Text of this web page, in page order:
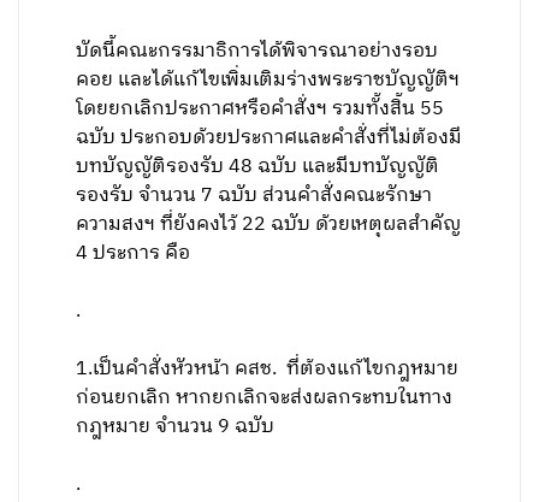
บัดนี้คณะกรรมาธิการได้พิจารณาอย่างรอบ
คอย และได้แก้ไขเพิ่มเติมร่างพระราชบัญญัติฯ
โดยยกเลิกประกาศหรือคำสั่งฯ รวมทั้งสิ้น 55
ฉบับ ประกอบด้วยประกาศและคำสั่งที่ไม่ต้องมี
บทบัญญัติรองรับ 48 ฉบับ และมีบทบัญญัติ
รองรับ จำนวน 7 ฉบับ ส่วนคำสั่งคณะรักษา
ความสงฯ ที่ยังคงไว้ 22 ฉบับ ด้วยเหตุผลสำคัญ
4 ประการ คือ
.
1.เป็นคำสั่งหัวหน้า คสช. ที่ต้องแก้ไขกฎหมาย
ก่อนยกเลิก หากยกเลิกจะส่งผลกระทบในทาง
กฎหมาย จำนวน 9 ฉบับ
.